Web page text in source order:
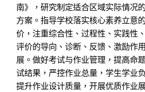
南》，研究制定适合区域实际情况
方案。指导学校落实核心素养立意
价，注重综合性、过程性、实践性
评价的导向、诊断、反馈、激励作
展。做好考试与作业管理，提高命
试结果，严控作业总量，学生学业
提升作业设计质量，开展优质作业